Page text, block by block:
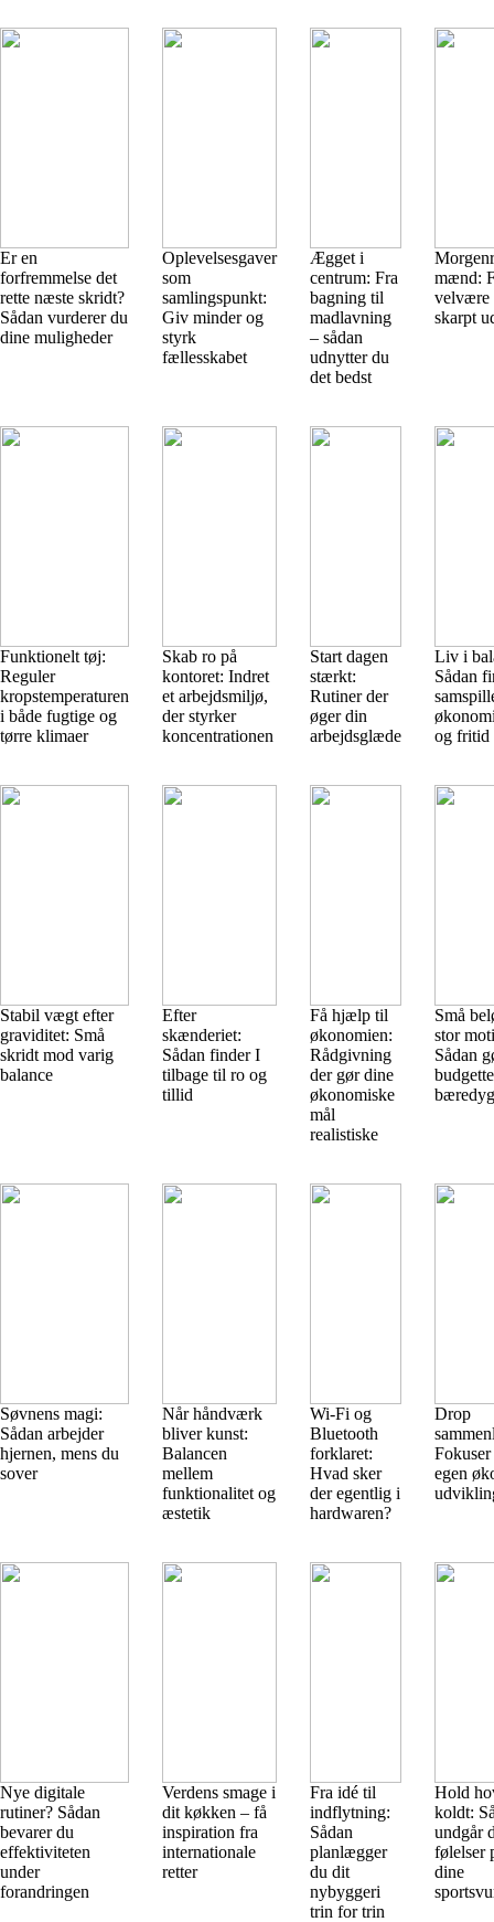
Er en
forfremmelse det
rette næste skridt?
Sådan vurderer du
dine muligheder
Oplevelsesgaver
som
samlingspunkt:
Giv minder og
styrk
fællesskabet
Ægget i
centrum: Fra
bagning til
madlavning
– sådan
udnytter du
det bedst
mænd:
velvære
skarpt
Funktionelt tøj:
Reguler
kropstemperaturen
i både fugtige og
tørre klimaer
Skab ro på
kontoret: Indret
et arbejdsmiljø,
der styrker
koncentrationen
Start dagen
stærkt:
Rutiner der
øger din
arbejdsglæde
Liv i
Sådan
og fritid
Stabil vægt efter
graviditet: Små
skridt mod varig
balance
Efter
skænderiet:
Sådan finder I
tilbage til ro og
tillid
Få hjælp til
økonomien:
Rådgivning
der gør dine
økonomiske
mål
realistiske
Små
stor
Sådan
Søvnens magi:
Sådan arbejder
hjernen, mens du
sover
Når håndværk
bliver kunst:
Balancen
mellem
funktionalitet og
æstetik
Wi-Fi og
Bluetooth
forklaret:
Hvad sker
der egentlig i
hardwaren?
Drop
egen
Nye digitale
rutiner? Sådan
bevarer du
effektiviteten
under
forandringen
Verdens smage i
dit køkken – få
inspiration fra
internationale
retter
Fra idé til
indflytning:
Sådan
planlægger
du dit
nybyggeri
trin for trin
Hold
koldt:
undgår
følelser
dine